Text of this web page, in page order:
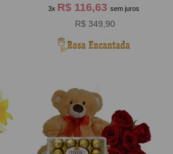
3x R$ 116,63 sem juros
R$ 349,90